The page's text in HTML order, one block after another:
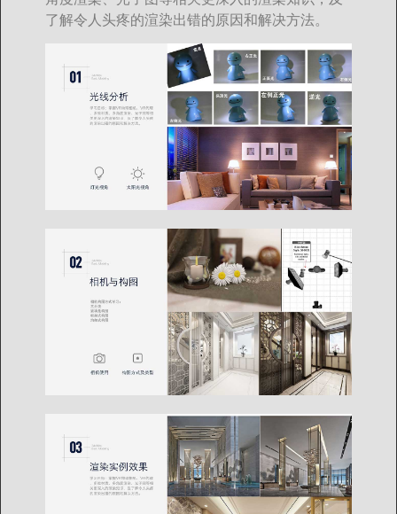
了解令人头疼的渲染出错的原因和解决方法。